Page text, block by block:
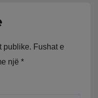
publike. Fushat e
një *